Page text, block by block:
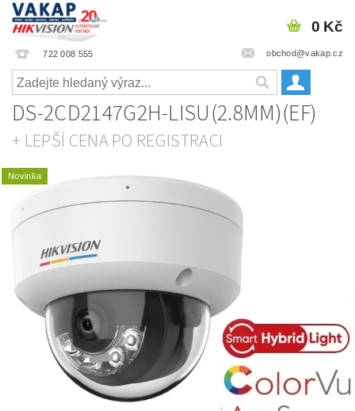
722 008 555 obchod@vakap.cz
0 Kč
DS-2CD2147G2H-LISU(2.8MM)(EF)
+ LEPŠÍ CENA PO REGISTRACI
Novinka